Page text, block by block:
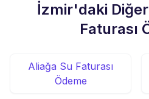
İzmir'daki
Faturası
Aliağa Su Faturası
Ödeme